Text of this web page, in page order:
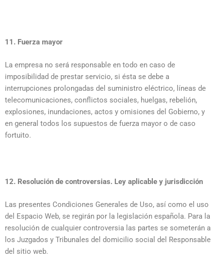
11. Fuerza mayor
La empresa no será responsable en todo en caso de
imposibilidad de prestar servicio, si ésta se debe a
interrupciones prolongadas del suministro eléctrico, líneas de
telecomunicaciones, conflictos sociales, huelgas, rebelión,
explosiones, inundaciones, actos y omisiones del Gobierno, y
en general todos los supuestos de fuerza mayor o de caso
fortuito.
12. Resolución de controversias. Ley aplicable y jurisdicción
Las presentes Condiciones Generales de Uso, así como el uso
del Espacio Web, se regirán por la legislación española. Para la
resolución de cualquier controversia las partes se someterán a
los Juzgados y Tribunales del domicilio social del Responsable
del sitio web.